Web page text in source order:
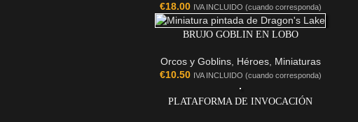
€18.00 IVA INCLUIDO (cuando corresponda)
BRUJO GOBLIN EN LOBO
Orcos y Goblins, Héroes, Miniaturas
€10.50 IVA INCLUIDO (cuando corresponda)
PLATAFORMA DE INVOCACIÓN